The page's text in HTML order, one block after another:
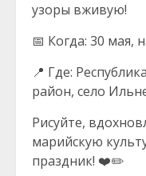
узоры вживую!
📅 Когда: 30 мая,
📍 Где:
район, село
Рисуйте,
марийскую
праздник! ❤️✏️